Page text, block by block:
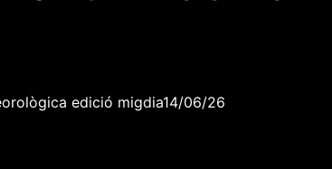
edició migdia14/06/26